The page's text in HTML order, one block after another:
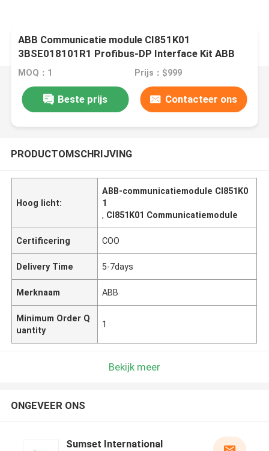
ABB Communicatie module CI851K01
3BSE018101R1 Profibus-DP Interface Kit ABB
800XA
MOQ：1 Prijs：$999
Beste prijs Contacteer ons
PRODUCTOMSCHRIJVING
Hoog licht:
ABB-communicatiemodule CI851K0
1
, CI851K01 Communicatiemodule
Certificering COO
Delivery Time 5-7days
Merknaam ABB
Minimum Order Q
uantity
1
Bekijk meer
ONGEVEER ONS
Sumset International